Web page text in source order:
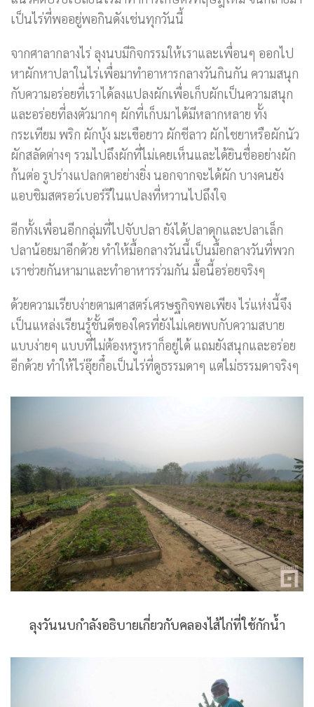
เป็นไร่ที่พออยู่พอกินดังเช่นทุกวันนี้
จากศาลากลางไร่ ลุงนบมีกิจกรรมให้เราและเพื่อนๆ ออกไป
หาผักหาปลาในไร่เพื่อมาทำอาหารกลางวันกินกัน ความสนุก
กับความอร่อยที่เราได้ลงแปลงผักเพื่อเก็บผักเป็นความสนุก
และอร่อยที่ลงตัวมากๆ ผักที่เก็บมาได้มีหลากหลาย ทั้ง
กระเทียม พริก ผักบุ้ง มะเขือยาว ผักชีลาว ผักไชยาหรือผักนัว
ผักสลัดต่างๆ รวมไปถึงผักที่ไม่เคยเห็นและได้ยินชื่ออย่างผัก
ก้นต่อ รูปร่างแปลกตาอย่างยิ่ง นอกจากจะได้ผัก บางคนยัง
แอบชิมสตรอว์เบอร์รีในแปลงที่หวานไปถึงใจ
อีกทั้งเพื่อนอีกกลุ่มที่ไปจับปลา ยังได้ปลาดุกและปลาเล็ก
ปลาน้อยมาอีกด้วย ทำให้มื้อกลางวันนี้เป็นมื้อกลางวันที่พวก
เราช่วยกันหามาและทำอาหารร่วมกัน มื้อนี้อร่อยจริงๆ
ด้วยความเรียบง่ายตามศาสตร์เศรษฐกิจพอเพียง ไร่แห่งนี้จึง
เป็นแหล่งเรียนรู้ชั้นดีของใครที่ยังไม่เคยพบกับความสบาย
แบบง่ายๆ แบบที่ไม่ต้องหรูหราก็อยู่ได้ แถมยังสนุกและอร่อย
อีกด้วย ทำให้ไร่อุ๊ยกื๋อเป็นไร่ที่ดูธรรมดาๆ แต่ไม่ธรรมดาจริงๆ
ลุงวันนบกำลังอธิบายเกี่ยวกับคลองไส้ไก่ที่ใช้กักน้ำ